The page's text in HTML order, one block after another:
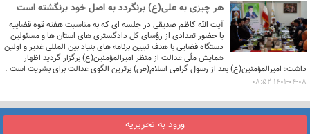
هر چیزی به علی(ع) برنگردد به اصل خود برنگشته است
آیت الله کاظم صدیقی در جلسه ای که به مناسبت هفته قوه قضاییه
با حضور تعدادی از رؤسای کل دادگستری های استان ها و مسئولین
دستگاه قضایی با هدف تبیین برنامه های بنیاد بین المللی غدیر و اولین
همایش ملّی عدالت از منظر امیرالمؤمنین(ع) برگزار گردید اظهار
داشت: امیرالمؤمنین(ع) بعد از رسول گرامی اسلام(ص) برترین الگوی عدالت برای بشریت است .
1401-04-08 08:52
ورود به تحریریه